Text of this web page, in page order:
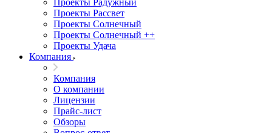
Проекты Радужный
Проекты Рассвет
Проекты Солнечный
Проекты Солнечный ++
Проекты Удача
Компания
Компания
О компании
Лицензии
Прайс-лист
Обзоры